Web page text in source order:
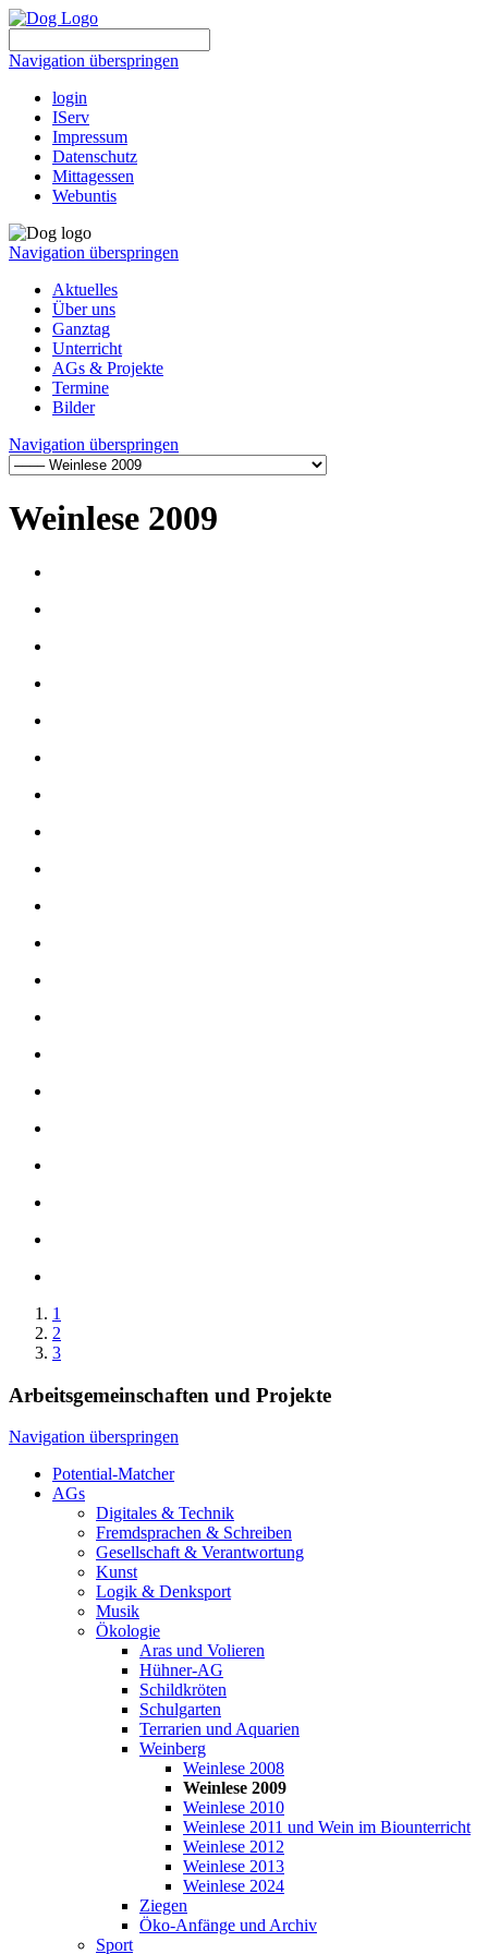
Navigation überspringen
login
IServ
Impressum
Datenschutz
Mittagessen
Webuntis
Navigation überspringen
Aktuelles
Über uns
Ganztag
Unterricht
AGs & Projekte
Termine
Bilder
Navigation überspringen
Weinlese 2009
1
2
3
Arbeitsgemeinschaften und Projekte
Navigation überspringen
Potential-Matcher
AGs
Digitales & Technik
Fremdsprachen & Schreiben
Gesellschaft & Verantwortung
Kunst
Logik & Denksport
Musik
Ökologie
Aras und Volieren
Hühner-AG
Schildkröten
Schulgarten
Terrarien und Aquarien
Weinberg
Weinlese 2008
Weinlese 2009
Weinlese 2010
Weinlese 2011 und Wein im Biounterricht
Weinlese 2012
Weinlese 2013
Weinlese 2024
Ziegen
Öko-Anfänge und Archiv
Sport